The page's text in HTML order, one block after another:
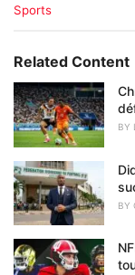
C
e
o
r
i
e
:
Sports
Related Content
BY
BY